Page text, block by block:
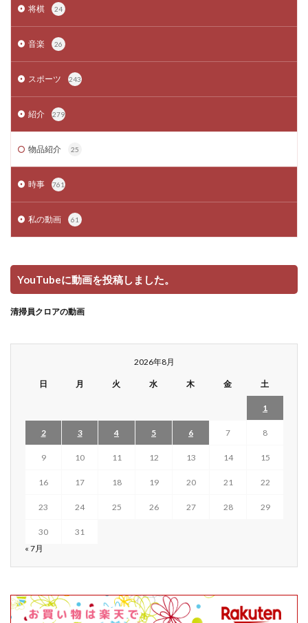
将棋 24
音楽 26
スポーツ 243
紹介 279
物品紹介 25
時事 761
私の動画 61
YouTubeに動画を投稿しました。
清掃員クロアの動画
2026年8月
日 月 火 水 木 金 土
1
2 3 4 5 6 7 8
9 10 11 12 13 14 15
16 17 18 19 20 21 22
23 24 25 26 27 28 29
30
31
« 7月